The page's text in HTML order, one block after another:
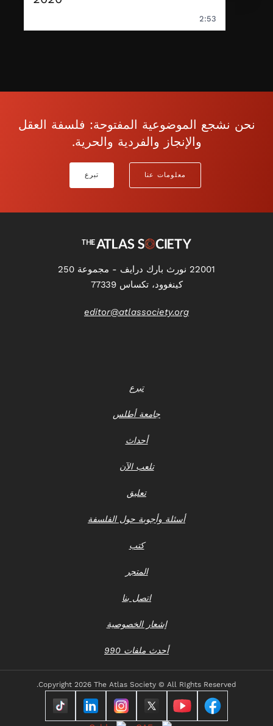
2:53
نحن نشجع الموضوعية المفتوحة: فلسفة العقل
والإنجاز والفردية والحرية.
معلومات عنا تبرع
22001 نورث بارك درايف - مجموعة 250
كينغوود، تكساس 77339
editor@atlassociety.org
تبرع
جامعة أطلس
أحداث
تلعب الآن
تعليق
أسئلة وأجوبة حول الفلسفة
كتب
المتجر
اتصل بنا
إشعار الخصوصية
أحدث ملفات 990
Copyright 2026 The Atlas Society © All RIghts Reserved.